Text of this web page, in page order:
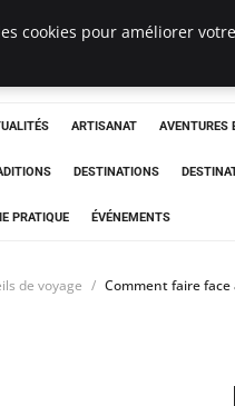
Co
ARTISANAT AVENTURES
DESTINATIONS
PRATIQUE ÉVÉNEMENTS
de voyage Comment faire
cookies pour améliorer